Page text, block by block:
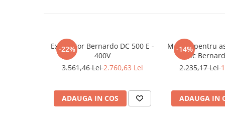
Standuri pentru strunguri
Instrumente de prindere
Elemente de prindere mecanică
-22%
Exhaustor Bernardo DC 500 E -
400V
3.561,46 Lei2.760,63 Lei
ADAUGA IN COS
-14%
Masina pentru
abric
2.235,17 Lei
ADAUGA IN